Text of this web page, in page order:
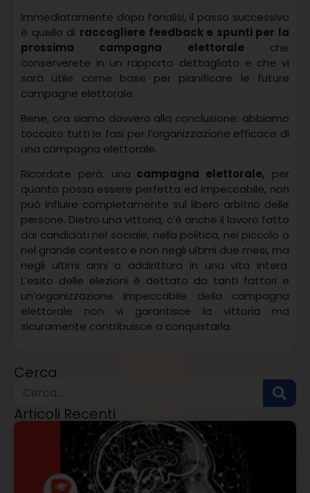
Immediatamente dopo l’analisi, il passo successivo
è quello di raccogliere feedback e spunti per la
prossima campagna elettoraleche
conserverete in un rapporto dettagliato e che vi
sarà utile come base per pianificare le future
campagne elettorale.
Bene, ora siamo davvero alla conclusione: abbiamo
toccato tutti le fasi per l’organizzazione efficace di
una campagna elettorale.
Ricordate però: una campagna elettorale, per
quanto possa essere perfetta ed impeccabile, non
può influire completamente sul libero arbitrio delle
persone. Dietro una vittoria, c’è anche il lavoro fatto
dai candidati nel sociale, nella politica, nel piccolo o
nel grande contesto e non negli ultimi due mesi, ma
negli ultimi anni o addirittura in una vita intera.
L’esito delle elezioni è dettato da tanti fattori e
un’organizzazione impeccabile della campagna
elettorale non vi garantisce la vittoria ma
sicuramente contribuisce a conquistarla.
Cerca
Articoli Recenti